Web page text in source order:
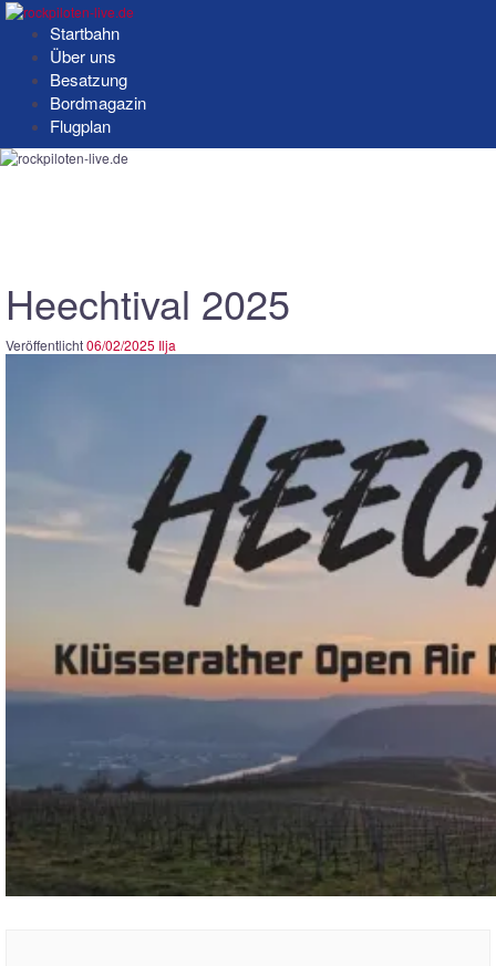
Springe
Startbahn
Über uns
Besatzung
Bordmagazin
Flugplan
Heechtival 2025
Veröffentlicht06/02/2025 Ilja